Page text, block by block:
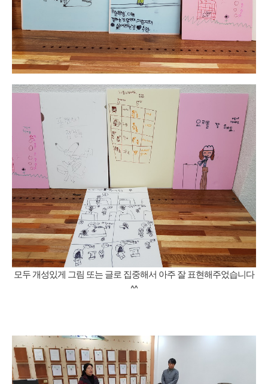
모두 개성있게 그림 또는 글로 집중해서 아주 잘 표현해주었습니다
^^